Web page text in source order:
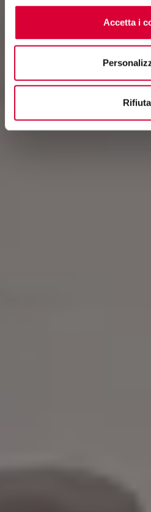
cookieclicchi qui. Il consenso
cliccando sul tasto “Accetta i
cookie di profilazione può
Accetta i
Rifiuta